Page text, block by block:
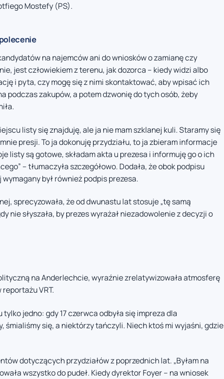
Mostefy (PS).
na najemców ani do wniosków o zamianę czy
jest człowiekiem z terenu, jak dozorca – kiedy widzi albo
i pyta, czy mogę się z nimi skontaktować, aby wpisać ich
podczas zakupów, a potem dzwonię do tych osób, żeby
listy się znajduję, ale ja nie mam szklanej kuli. Staramy się
presji. To ja dokonuję przydziału, to ja zbieram informacje
listy są gotowe, składam akta u prezesa i informuję go o ich
– tłumaczyła szczegółowo. Dodała, że obok podpisu
był również podpis prezesa.
sprecyzowała, że od dwunastu lat stosuje „tę samą
nie słyszała, by prezes wyrażał niezadowolenie z decyzji o
na Anderlechcie, wyraźnie zrelatywizowała atmosferę
VRT.
jedno: gdy 17 czerwca odbyła się impreza dla
śmialiśmy się, a niektórzy tańczyli. Niech ktoś mi wyjaśni, gdzie
dotyczących przydziałów z poprzednich lat. „Byłam na
wszystko do pudeł. Kiedy dyrektor Foyer – na wniosek